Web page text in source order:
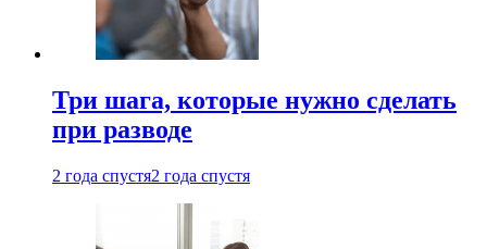
Три шага, которые нужно сделать
при разводе
2 года спустя2 года спустя